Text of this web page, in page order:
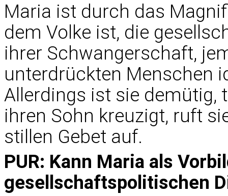
Maria ist durch das
dem Volke ist, die
ihrer Schwangerschaft,
unterdrückten Menschen
Allerdings ist sie demütig,
ihren Sohn kreuzigt, ruft
stillen Gebet auf.
PUR: Kann Maria als
gesellschaftspolitischen